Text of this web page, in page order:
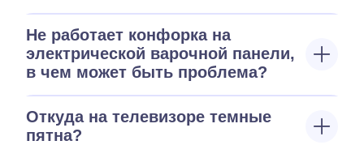
Не работает конфорка на
электрической варочной панели,
в чем может быть проблема?
Откуда на телевизоре темные
пятна?